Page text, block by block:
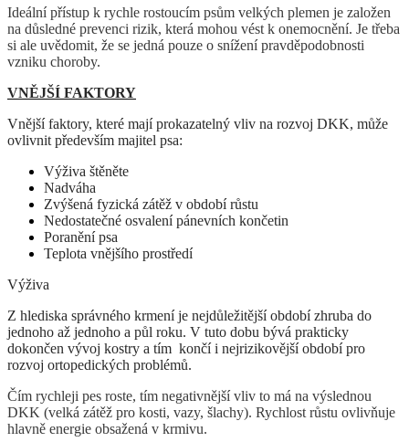
Ideální přístup k rychle rostoucím psům velkých plemen je založen
na důsledné prevenci rizik, která mohou vést k onemocnění. Je třeba
si ale uvědomit, že se jedná pouze o snížení pravděpodobnosti
vzniku choroby.
VNĚJŠÍ FAKTORY
Vnější faktory, které mají prokazatelný vliv na rozvoj DKK, může
ovlivnit především majitel psa:
Výživa štěněte
Nadváha
Zvýšená fyzická zátěž v období růstu
Nedostatečné osvalení pánevních končetin
Poranění psa
Teplota vnějšího prostředí
Výživa
Z hlediska správného krmení je nejdůležitější období zhruba do
jednoho až jednoho a půl roku. V tuto dobu bývá prakticky
dokončen vývoj kostry a tím končí i nejrizikovější období pro
rozvoj ortopedických problémů.
Čím rychleji pes roste, tím negativnější vliv to má na výslednou
DKK (velká zátěž pro kosti, vazy, šlachy). Rychlost růstu ovlivňuje
hlavně energie obsažená v krmivu.